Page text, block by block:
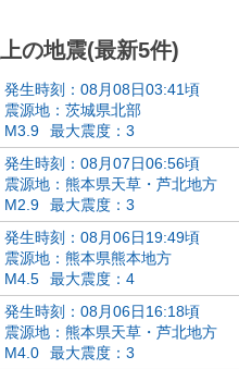
の地震(最新5件)
発生時刻：08月08日03:41頃
震源地：茨城県北部
M3.9
最大震度：3
発生時刻：08月07日06:56頃
震源地：熊本県天草・芦北地方
M2.9
最大震度：3
発生時刻：08月06日19:49頃
震源地：熊本県熊本地方
M4.5
最大震度：4
発生時刻：08月06日16:18頃
震源地：熊本県天草・芦北地方
M4.0
最大震度：3